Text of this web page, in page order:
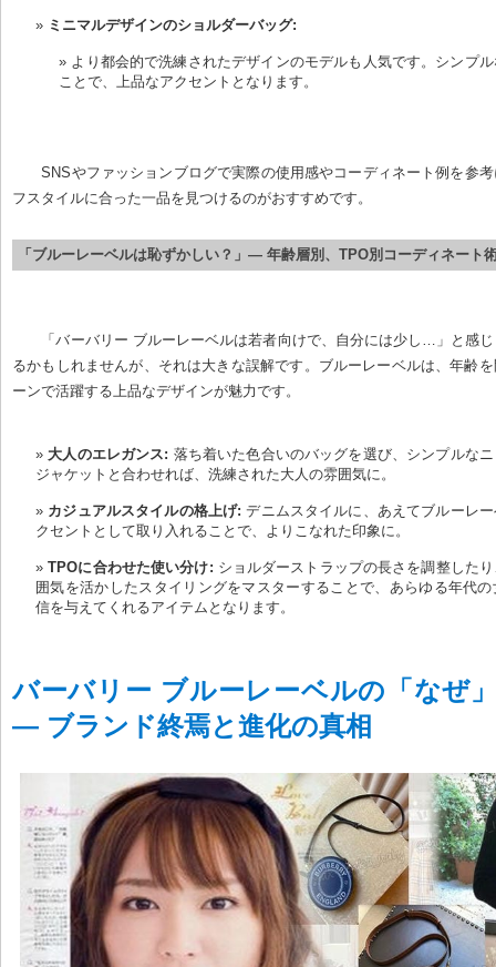
ミニマルデザインのショルダーバッグ:
より都会的で洗練されたデザインのモデルも人気です。シンプ
ことで、上品なアクセントとなります。
SNSやファッションブログで実際の使用感やコーディネート例を参
フスタイルに合った一品を見つけるのがおすすめです。
「ブルーレーベルは恥ずかしい？」— 年齢層別、TPO別コーディネート
「バーバリー ブルーレーベルは若者向けで、自分には少し…」と感
るかもしれませんが、それは大きな誤解です。ブルーレーベルは、年齢
ーンで活躍する上品なデザインが魅力です。
大人のエレガンス: 落ち着いた色合いのバッグを選び、シンプルな
ジャケットと合わせれば、洗練された大人の雰囲気に。
カジュアルスタイルの格上げ: デニムスタイルに、あえてブルーレ
クセントとして取り入れることで、よりこなれた印象に。
TPOに合わせた使い分け: ショルダーストラップの長さを調整した
囲気を活かしたスタイリングをマスターすることで、あらゆる年代
信を与えてくれるアイテムとなります。
バーバリー ブルーレーベルの「なぜ
— ブランド終焉と進化の真相